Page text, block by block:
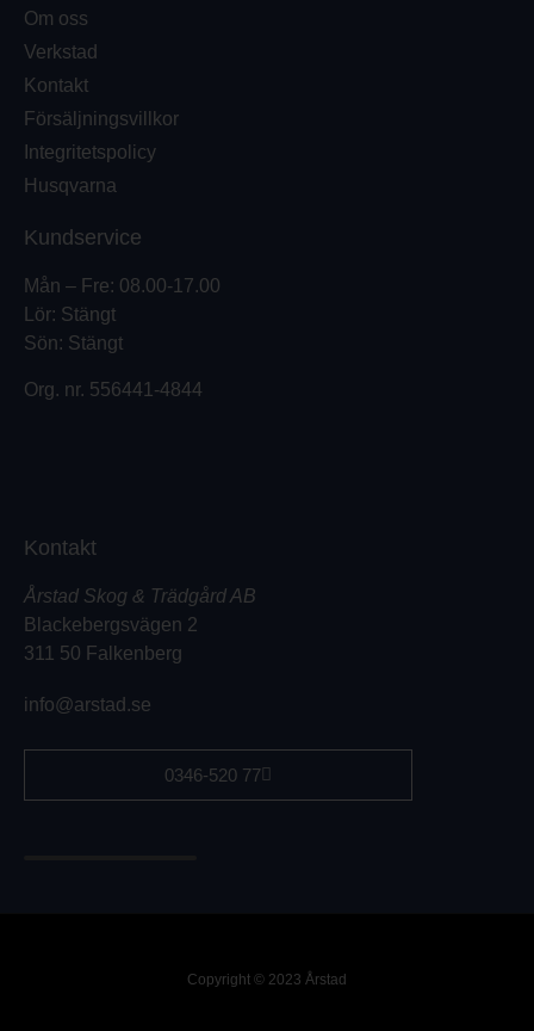
Om oss
Verkstad
Kontakt
Försäljningsvillkor
Integritetspolicy
Husqvarna
Kundservice
Mån – Fre: 08.00-17.00
Lör: Stängt
Sön: Stängt
Org. nr. 556441-4844
Kontakt
Årstad Skog & Trädgård AB
Blackebergsvägen 2
311 50 Falkenberg
info@arstad.se
0346-520 77
Copyright © 2023 Årstad